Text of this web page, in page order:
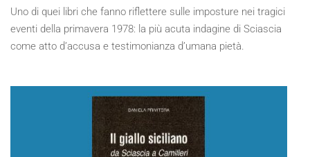
Uno di quei libri che fanno riflettere sulle imposture nei tragici
eventi della primavera 1978: la più acuta indagine di Sciascia
come atto d’accusa e testimonianza d’umana pietà.